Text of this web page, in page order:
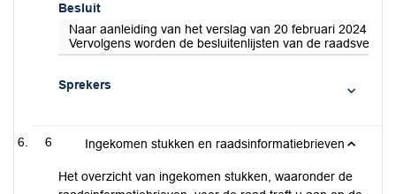
Besluit
Naar aanleiding van het verslag van 20 februari 2024
Vervolgens worden de besluitenlijsten van de
Sprekers
6 Ingekomen stukken en raadsinformatiebrieven
Het overzicht van ingekomen stukken, waaronder de